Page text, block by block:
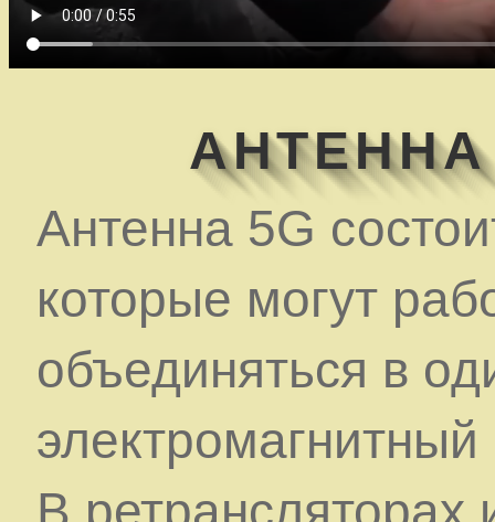
АНТЕННА
Антенна 5G
которые могут
объединяться в
электромагнитный